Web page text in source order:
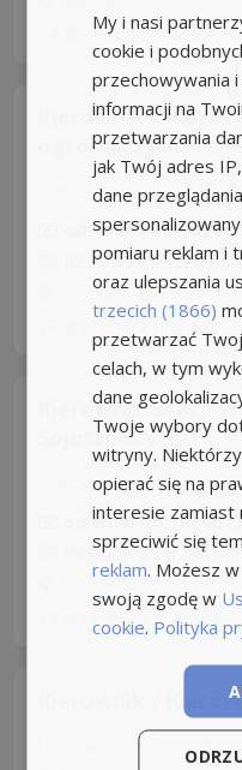
14 dni temu zpraca.pl
Kierownik /
ogrodniczych
Umowa o pracę
od 10000 do
RESORT ZIELENI
Gdynia
praca.pl
Kierownik Sekcji
Sojuszniczych...
Umowa o pracę
od 8500 do 10000
Rejonowy Zarząd
14 dni temu z praca.pl
Kierownik /
Umowa o pracę
My i nasi
cookie i
przechowywania
informacji na
przetwarzania
jak Twój adres
dane
pomiaru reklam i
oraz ulepszania
trzecich (1866)
przetwarzać
celach, w tym
dane
Twoje wybory
witryny.
opierać się na
interesie zamiast
sprzeciwić się
reklam. Możesz
swoją zgodę w
cookie. Polityka